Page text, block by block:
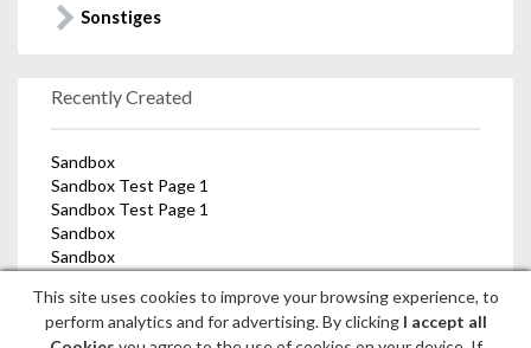
This site uses cookies to improve your browsing experience, to
perform analytics and for advertising. By clicking I accept all
Sonstiges
Recently Created
Sandbox
Sandbox Test Page 1
Sandbox Test Page 1
Sandbox
Sandbox
Themen